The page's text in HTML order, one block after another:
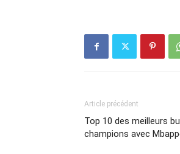
Article précédent
Top 10 des meilleurs
champions avec